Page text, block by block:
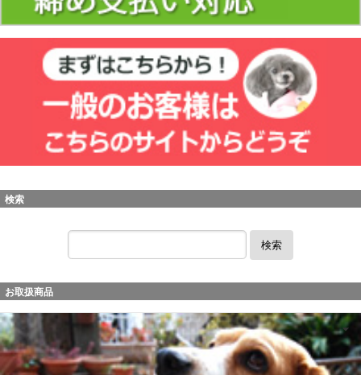
検索
検索
お取扱商品